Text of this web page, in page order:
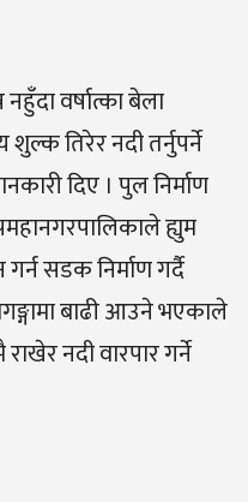
वर्षात्का बेला
तिरेर नदी तर्नुपर्ने
दिए । पुल निर्माण
ह्युम
सडक निर्माण गर्दै
बाढी आउने भएकाले
नदी वारपार गर्ने